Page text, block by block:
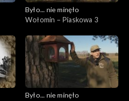
Było... nie minęło
Wołomin – Piaskowa 3
Było... nie minęło